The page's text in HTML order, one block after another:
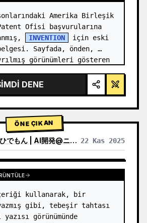
Amerika Birleşik
Ofisi başvurularına
INVENTION
için eski
Sayfada, önden,
görünümleri gösteren
DENE
ÖNE ÇIKAN
ひでもん | AI開発@ニュース発信 22 Kas 2025
SONUÇLARINI GÖRÜNTÜLE
kullanarak, bir
gibi, tebeşir tahtası
görünümünde